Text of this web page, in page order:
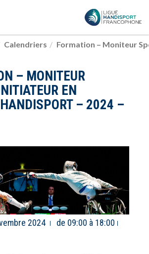
Calendriers Formation – Moniteur
– MONITEUR
EN
– 2024 –
2024
de 09:00 à 18:00